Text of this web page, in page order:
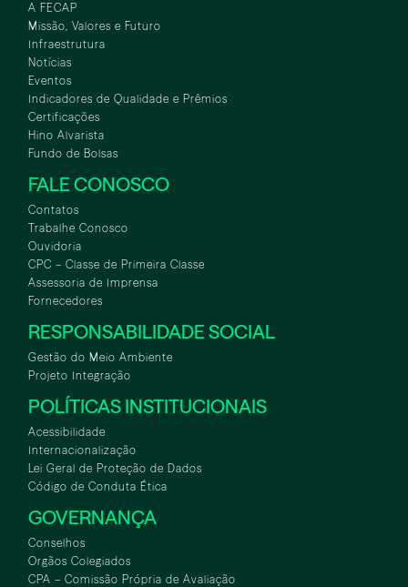
A FECAP
Missão, Valores e Futuro
Infraestrutura
Notícias
Eventos
Indicadores de Qualidade e Prêmios
Certificações
Hino Alvarista
Fundo de Bolsas
FALE CONOSCO
Contatos
Trabalhe Conosco
Ouvidoria
CPC – Classe de Primeira Classe
Assessoria de Imprensa
Fornecedores
RESPONSABILIDADE SOCIAL
Gestão do Meio Ambiente
Projeto Integração
POLÍTICAS INSTITUCIONAIS
Acessibilidade
Internacionalização
Lei Geral de Proteção de Dados
Código de Conduta Ética
GOVERNANÇA
Conselhos
Orgãos Colegiados
CPA – Comissão Própria de Avaliação